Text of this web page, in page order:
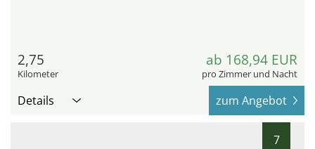
2,75
Kilometer
ab 168,94 EUR
pro Zimmer und Nacht
Details zum Angebot
7